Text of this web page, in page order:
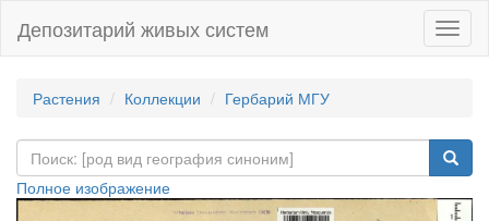
Депозитарий живых систем
Растения Коллекции Гербарий МГУ
Полное изображение